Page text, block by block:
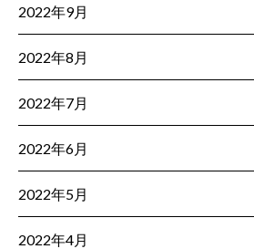
2022年9月
2022年8月
2022年7月
2022年6月
2022年5月
2022年4月